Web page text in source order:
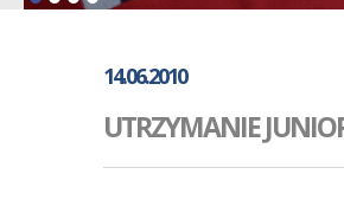
14.06.2010
UTRZYMANIE